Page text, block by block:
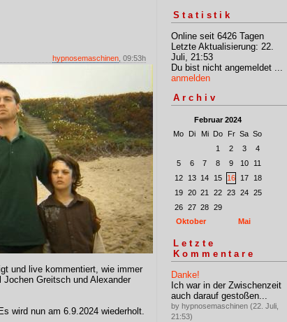
hypnosemaschinen , 09:53h
und live kommentiert, wie immer
Greitsch und Alexander
wird nun am 6.9.2024 wiederholt.
Statistik
Online seit 6426 Tagen
Letzte Aktualisierung: 22.
Juli, 21:53
Du bist nicht angemeldet ...
anmelden
Archiv
Februar 2024
Mo
Di Mi Do Fr Sa So
1
2 3
4
5
6 7 8 9 10
11
12
13 14 15 16 17
18
19
20 21 22 23 24
25
26
27 28 29
Oktober
Mai
Letzte
Kommentare
Danke!
Ich war in der Zwischenzeit
auch darauf gestoßen...
by hypnosemaschinen (22. Juli,
21:53)